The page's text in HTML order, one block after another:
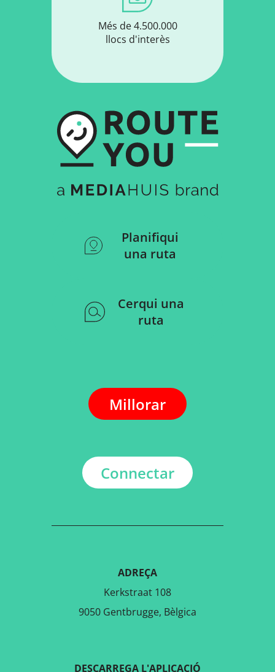
Més de 4.500.000
llocs d'interès
Planifiqui
una ruta
Cerqui una
ruta
Millorar
Connectar
ADREÇA
Kerkstraat 108
9050 Gentbrugge, Bèlgica
DESCARREGA L'APLICACIÓ